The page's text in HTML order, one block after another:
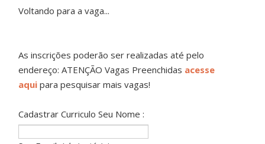
Voltando para a vaga...
As inscrições poderão ser realizadas até pelo
endereço: ATENÇÃO Vagas Preenchidas acesse
aqui para pesquisar mais vagas!
Cadastrar Curriculo Seu Nome :